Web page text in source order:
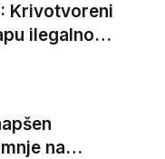
Krivotvoreni
ilegalnog
na
na